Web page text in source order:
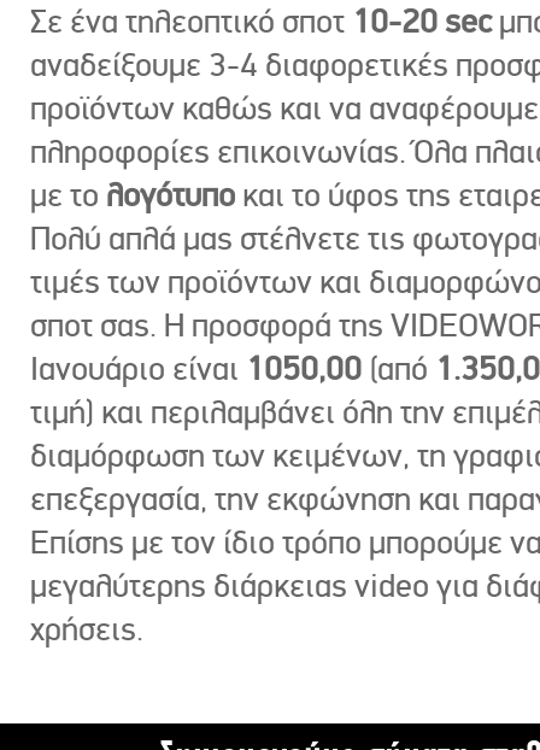
Σε ένα τηλεοπτικό σποτ 10-20 sec
αναδείξουμε 3-4 διαφορετικές
προϊόντων καθώς και να
πληροφορίες επικοινωνίας. Όλα
με το λογότυπο και το ύφος της
Πολύ απλά μας στέλνετε τις
τιμές των προϊόντων και
σποτ σας. Η προσφορά της
Ιανουάριο είναι 1050,00 (από
τιμή) και περιλαμβάνει όλη την
διαμόρφωση των κειμένων, τη
επεξεργασία, την εκφώνηση και
Επίσης με τον ίδιο τρόπο μπορούμε
μεγαλύτερης διάρκειας video για
χρήσεις.